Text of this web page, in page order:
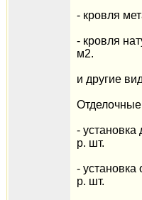
- кровля
- кровля
м2.
и другие
- установка
р. шт.
- установка
р. шт.